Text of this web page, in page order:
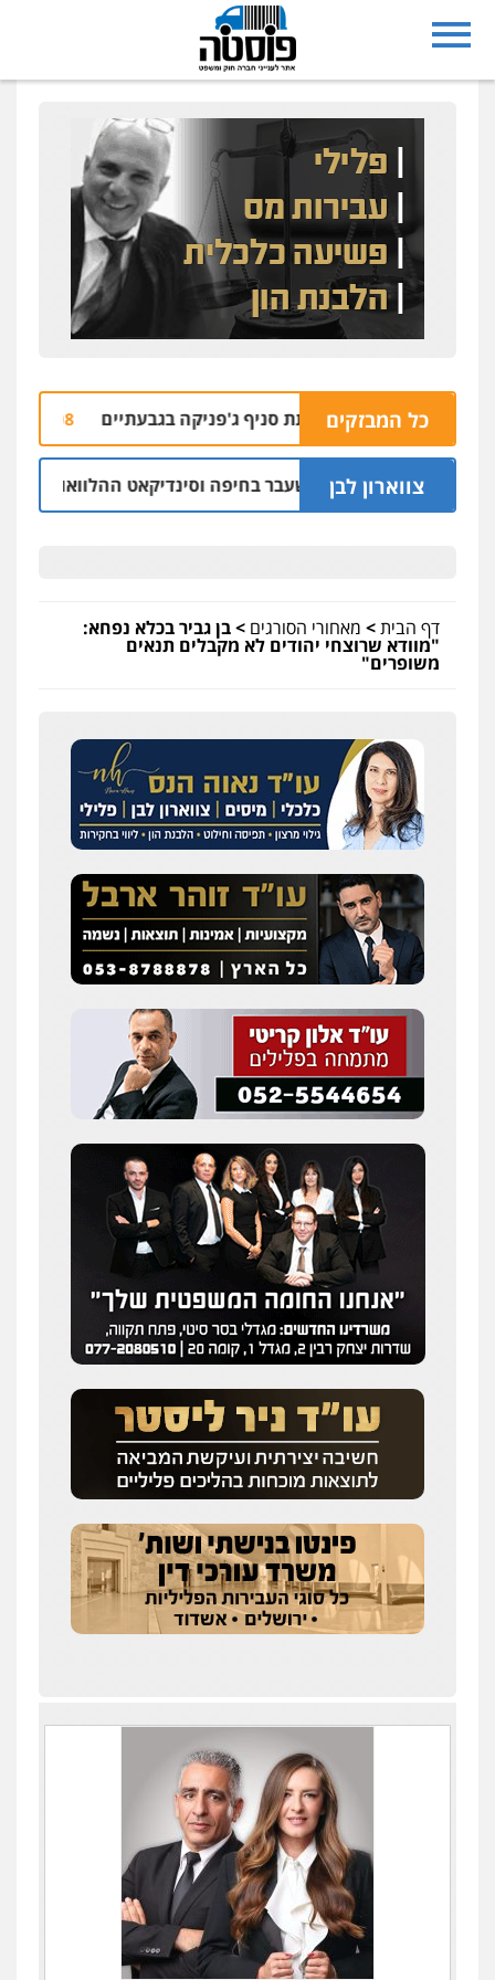
כל המבזקים
בהצתת סניף ג'פניקה בגבעתיים 06.08 | 22:58
צווארון לבן
יו"ר ש"ס לשעבר בחיפה וסינדיקאט ההלוואות של משפחת
דף הבית> מאחורי הסורגים >בן גביר בכלא נפחא:
"מוודא שרוצחי יהודים לא מקבלים תנאים
משופרים"
0507913332
גיא זהבי משרד עורכי דין
פלילי משפחה
503456449
עו"ד איהאב ג'לג'ולי
פלילי מעצרים וחקירות עורכי דין לענייני
אסירים